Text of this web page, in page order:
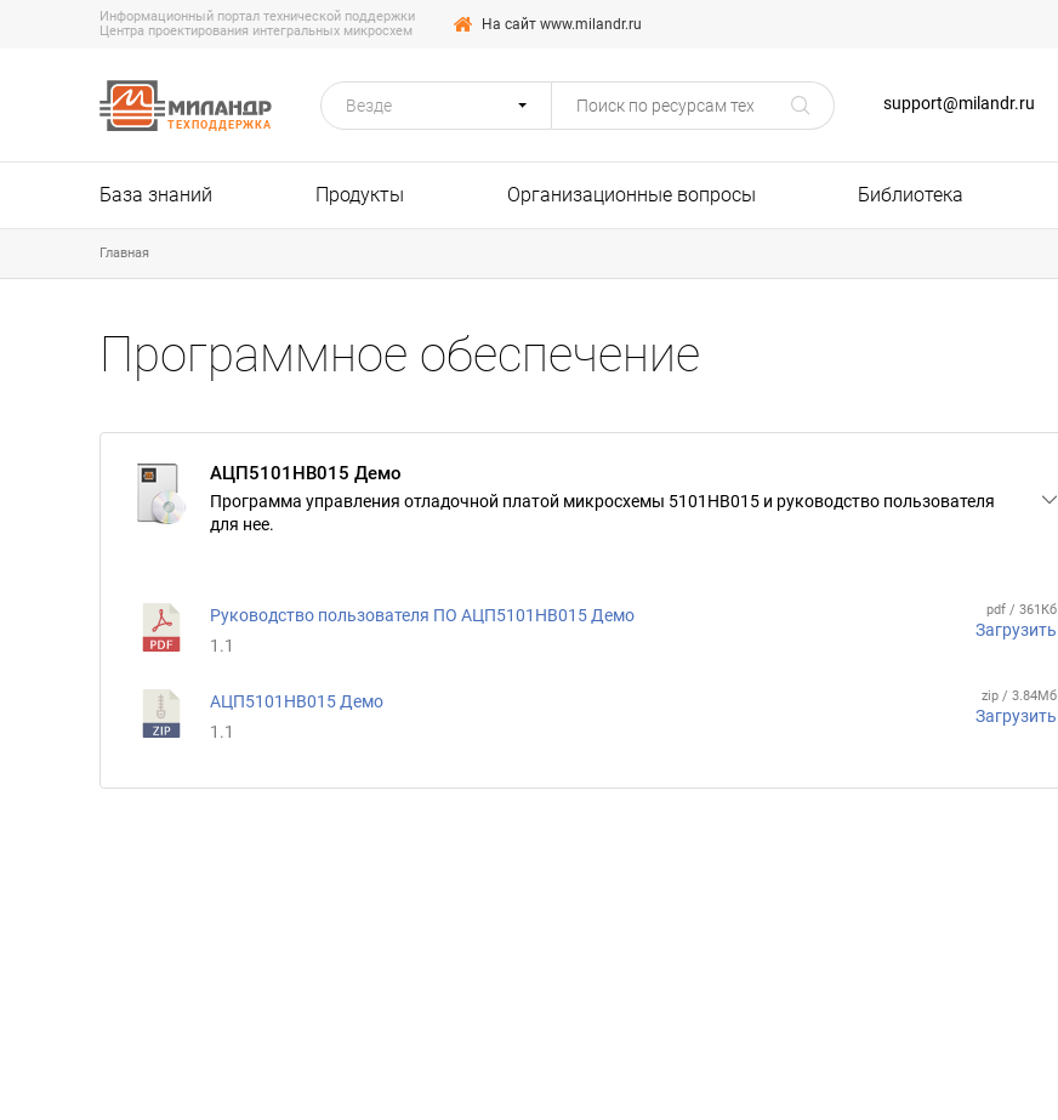
Информационный портал технической поддержки
Центра проектирования интегральных микросхем
На сайт www.milandr.ru
ТЕХПОДДЕРЖКА
Везде support@milandr.ru
База знаний Продукты Организационные вопросы Библиотека
Главная
Программное обеспечение
АЦП5101НВ015 Демо
Программа управления отладочной платой микросхемы 5101НВ015 и руководство пользователя
для нее.
Руководство пользователя ПО АЦП5101НВ015 Демо
1.1
pdf / 361Кб
Загрузить
АЦП5101НВ015 Демо
1.1
zip / 3.84Мб
Загрузить